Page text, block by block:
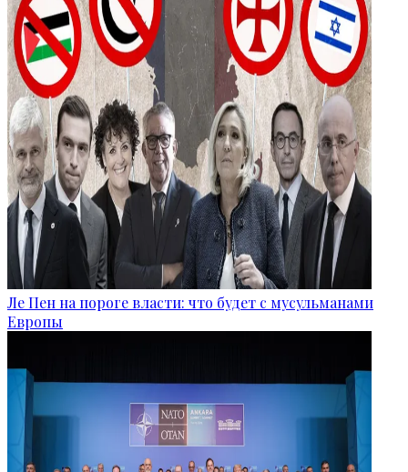
Ле Пен на пороге власти: что будет с мусульманами
Европы